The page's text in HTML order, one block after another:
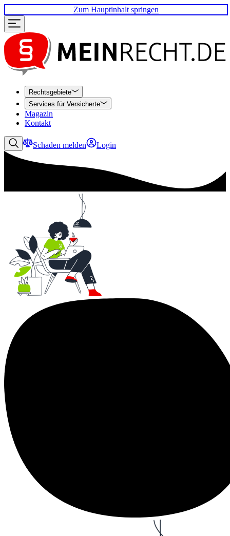
Zum Hauptinhalt springen
Rechtsgebiete
Services für Versicherte
Magazin
Kontakt
Schaden melden Login